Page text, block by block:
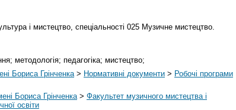
і мистецтво, спеціальності 025 Музичне мистецтво.
методологія; педагогіка; мистецтво;
Бориса Грінченка > Нормативні документи > Робочі програми
Бориса Грінченка > Факультет музичного мистецтва і
освіти